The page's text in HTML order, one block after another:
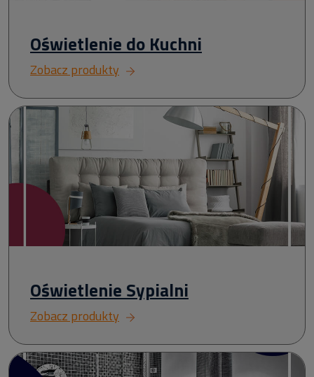
Oświetlenie do Kuchni
Zobacz produkty
Oświetlenie Sypialni
Zobacz produkty